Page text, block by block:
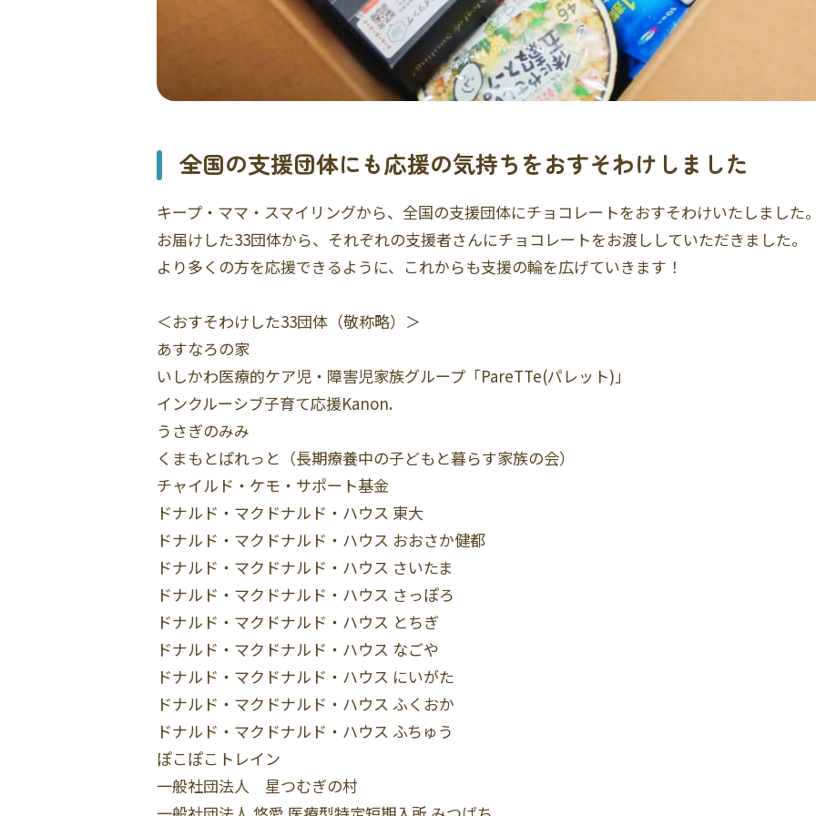
全国の支援団体にも応援の気持ちをおすそわけしました
キープ・ママ・スマイリングから、全国の支援団体にチョコレートをおすそわけいたしました
お届けした33団体から、それぞれの支援者さんにチョコレートをお渡ししていただきました。
より多くの方を応援できるように、これからも支援の輪を広げていきます！
＜おすそわけした33団体（敬称略）＞
あすなろの家
いしかわ医療的ケア児・障害児家族グループ「PareTTe(パレット)」
インクルーシブ子育て応援Kanon.
うさぎのみみ
くまもとぱれっと（長期療養中の子どもと暮らす家族の会）
チャイルド・ケモ・サポート基金
ドナルド・マクドナルド・ハウス 東大
ドナルド・マクドナルド・ハウス おおさか健都
ドナルド・マクドナルド・ハウス さいたま
ドナルド・マクドナルド・ハウス さっぽろ
ドナルド・マクドナルド・ハウス とちぎ
ドナルド・マクドナルド・ハウス なごや
ドナルド・マクドナルド・ハウス にいがた
ドナルド・マクドナルド・ハウス ふくおか
ドナルド・マクドナルド・ハウス ふちゅう
ぽこぽこトレイン
一般社団法人 星つむぎの村